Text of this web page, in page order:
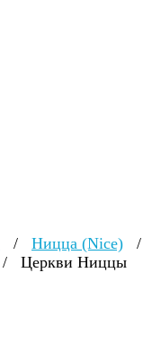
/ Ницца (Nice)
/
/ Церкви Ниццы